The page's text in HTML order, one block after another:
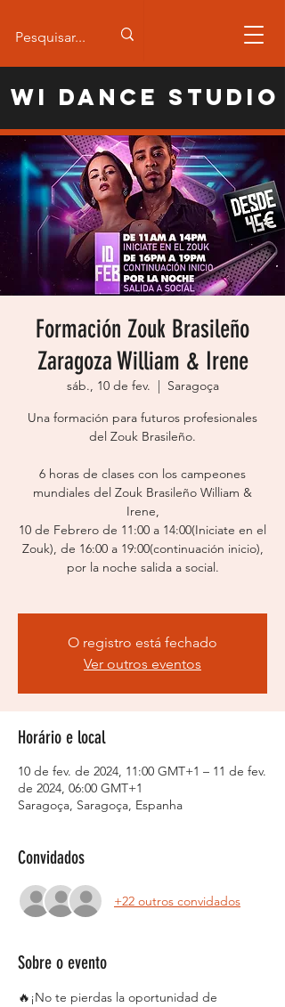
WI Dance Studio
Formación Zouk Brasileño
Zaragoza William & Irene
sáb., 10 de fev.
  |
Saragoça
Una formación para futuros profesionales
del Zouk Brasileño.
6 horas de clases con los campeones
mundiales del Zouk Brasileño William &
Irene,
10 de Febrero de 11:00 a 14:00(Iniciate en el
Zouk), de 16:00 a 19:00(continuación inicio),
por la noche salida a social.
O registro está fechado
Ver outros eventos
Horário e local
10 de fev. de 2024, 11:00 GMT+1 – 11 de fev.
de 2024, 06:00 GMT+1
Saragoça, Saragoça, Espanha
Convidados
+22 outros convidados
Sobre o evento
🔥¡No te pierdas la oportunidad de